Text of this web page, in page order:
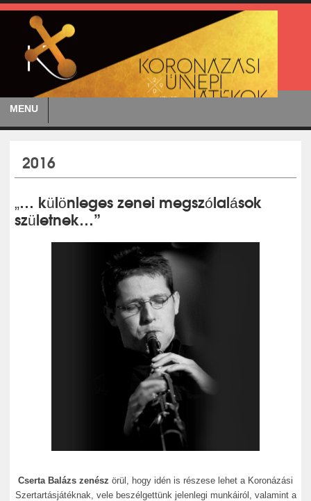
MENU
2016
„… különleges zenei megszólalások
születnek…”
Cserta Balázs zenész örül, hogy idén is részese lehet a Koronázási
Szertartásjátéknak, vele beszélgettünk jelenlegi munkáiról, valamint a